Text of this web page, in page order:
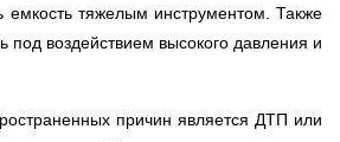
емкость тяжелым инструментом. Также
под воздействием высокого давления и
причин является ДТП или